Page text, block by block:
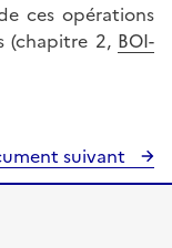
ces opérations
(chapitre 2, BOI-
suivant